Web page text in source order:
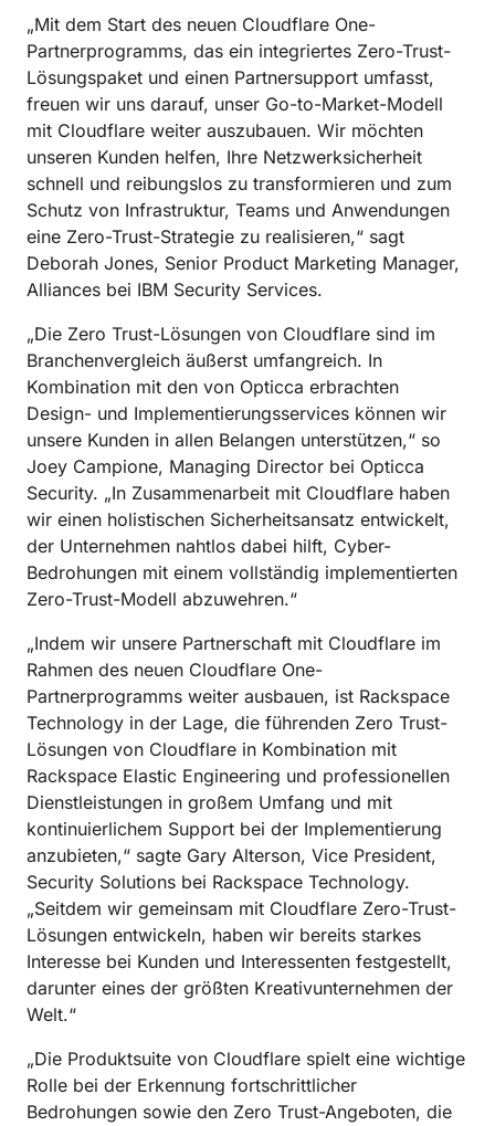
„Mit dem Start des neuen Cloudflare One-
Partnerprogramms, das ein integriertes Zero-Trust-
Lösungspaket und einen Partnersupport umfasst,
freuen wir uns darauf, unser Go-to-Market-Modell
mit Cloudflare weiter auszubauen. Wir möchten
unseren Kunden helfen, Ihre Netzwerksicherheit
schnell und reibungslos zu transformieren und zum
Schutz von Infrastruktur, Teams und Anwendungen
eine Zero-Trust-Strategie zu realisieren,“ sagt
Deborah Jones, Senior Product Marketing Manager,
Alliances bei IBM Security Services.
„Die Zero Trust-Lösungen von Cloudflare sind im
Branchenvergleich äußerst umfangreich. In
Kombination mit den von Opticca erbrachten
Design- und Implementierungsservices können wir
unsere Kunden in allen Belangen unterstützen,“ so
Joey Campione, Managing Director bei Opticca
Security. „In Zusammenarbeit mit Cloudflare haben
wir einen holistischen Sicherheitsansatz entwickelt,
der Unternehmen nahtlos dabei hilft, Cyber-
Bedrohungen mit einem vollständig implementierten
Zero-Trust-Modell abzuwehren.“
„Indem wir unsere Partnerschaft mit Cloudflare im
Rahmen des neuen Cloudflare One-
Partnerprogramms weiter ausbauen, ist Rackspace
Technology in der Lage, die führenden Zero Trust-
Lösungen von Cloudflare in Kombination mit
Rackspace Elastic Engineering und professionellen
Dienstleistungen in großem Umfang und mit
kontinuierlichem Support bei der Implementierung
anzubieten,“ sagte Gary Alterson, Vice President,
Security Solutions bei Rackspace Technology.
„Seitdem wir gemeinsam mit Cloudflare Zero-Trust-
Lösungen entwickeln, haben wir bereits starkes
Interesse bei Kunden und Interessenten festgestellt,
darunter eines der größten Kreativunternehmen der
Welt.“
„Die Produktsuite von Cloudflare spielt eine wichtige
Rolle bei der Erkennung fortschrittlicher
Bedrohungen sowie den Zero Trust-Angeboten, die